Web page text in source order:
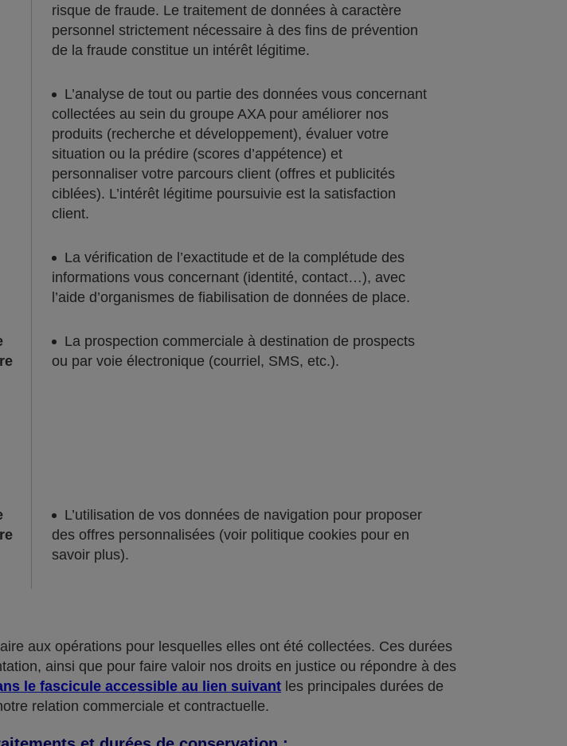
risque de fraude. Le traitement de données à caractère
personnel strictement nécessaire à des fins de prévention
de la fraude constitue un intérêt légitime.
L’analyse de tout ou partie des données vous concernant
collectées au sein du groupe AXA pour améliorer nos
produits (recherche et développement), évaluer votre
situation ou la prédire (scores d’appétence) et
personnaliser votre parcours client (offres et publicités
ciblées). L’intérêt légitime poursuivie est la satisfaction
client.
La vérification de l’exactitude et de la complétude des
informations vous concernant (identité, contact…), avec
l’aide d’organismes de fiabilisation de données de place.
La prospection commerciale à destination de prospects
ou par voie électronique (courriel, SMS, etc.).
L’utilisation de vos données de navigation pour proposer
des offres personnalisées (voir politique cookies pour en
savoir plus).
aux opérations pour lesquelles elles ont été collectées. Ces durées
ainsi que pour faire valoir nos droits en justice ou répondre à des
le fascicule accessible au lien suivant les principales durées de
relation commerciale et contractuelle.